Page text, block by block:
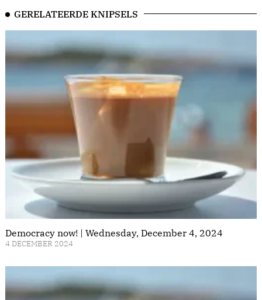
GERELATEERDE KNIPSELS
Democracy now! | Wednesday, December 4, 2024
4 DECEMBER 2024